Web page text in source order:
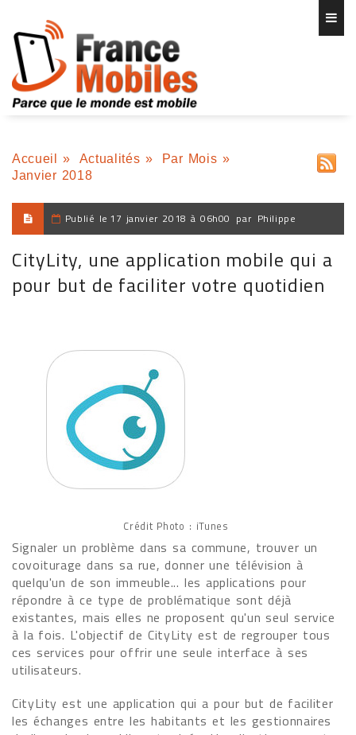
Accueil » Actualités » Par Mois »
Janvier 2018
Publié le 17 janvier 2018 à 06h00 par Philippe
CityLity, une application mobile qui a
pour but de faciliter votre quotidien
Crédit Photo : iTunes
Signaler un problème dans sa commune, trouver un
covoiturage dans sa rue, donner une télévision à
quelqu'un de son immeuble... les applications pour
répondre à ce type de problématique sont déjà
existantes, mais elles ne proposent qu'un seul service
à la fois. L'objectif de CityLity est de regrouper tous
ces services pour offrir une seule interface à ses
utilisateurs.
CityLity est une application qui a pour but de faciliter
les échanges entre les habitants et les gestionnaires